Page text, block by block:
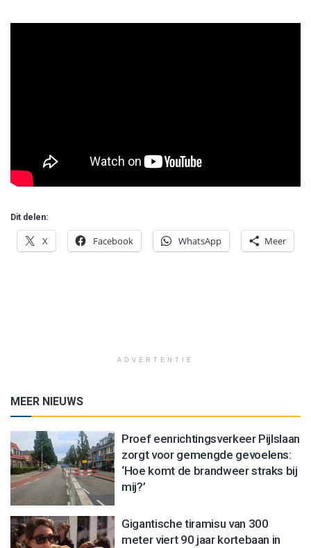
Dit delen:
X Facebook WhatsApp Meer
ADVERTENTIE
MEER NIEUWS
Proef eenrichtingsverkeer Pijlslaan
zorgt voor gemengde gevoelens:
‘Hoe komt de brandweer straks bij
mij?’
Gigantische tiramisu van 300
meter viert 90 jaar kortebaan in